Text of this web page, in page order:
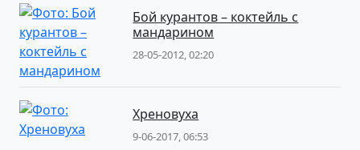
Бой курантов – коктейль с
мандарином
28-05-2012, 02:20
Хреновуха
9-06-2017, 06:53